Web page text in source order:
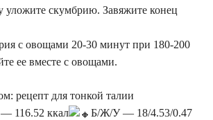
уложите скумбрию. Завяжите конец
с овощами 20-30 минут при 180-200
ее вместе с овощами.
рецепт для тонкой талии
116.52 ккал
Б/Ж/У — 18/4.53/0.47